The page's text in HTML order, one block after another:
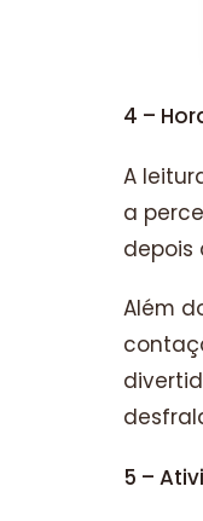
4 –
A
a
depois
Além
5 –